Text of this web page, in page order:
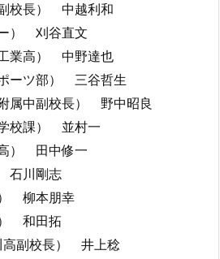
校長） 中越利和
） 刈谷直文
業高） 中野達也
ーツ部） 三谷哲生
属中副校長） 野中昭良
校課） 並村一
） 田中修一
石川剛志
柳本朋幸
和田拓
高副校長） 井上稔